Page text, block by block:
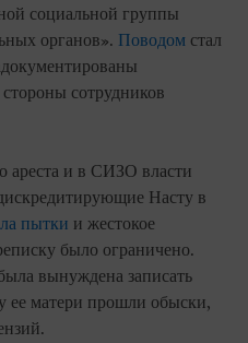
социальной группы
органов». Поводом стал
сотрудников
ареста и в СИЗО власти
Насту в
пытки и жестокое
было ограничено.
вынуждена записать
ее матери прошли обыски,